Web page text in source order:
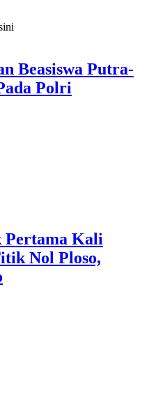
Beasiswa Putra-
Polri
Pertama Kali
Nol Ploso,